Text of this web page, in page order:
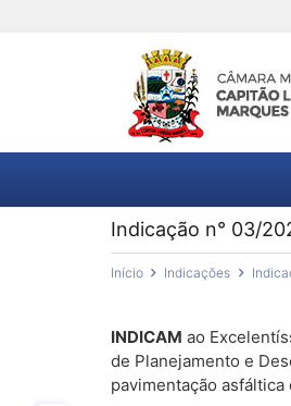
Indicação n° 03/
Início Indicações
INDICAM ao
de Planejamento e
pavimentação